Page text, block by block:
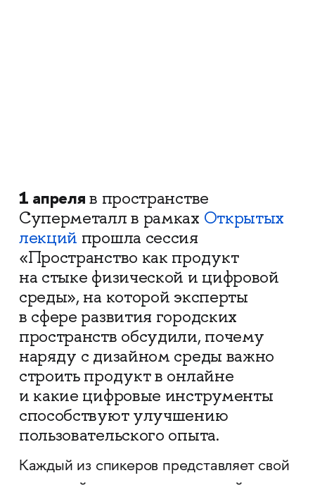
1 апреля в пространстве
Суперметалл в рамках Открытых
лекций прошла сессия
«Пространство как продукт
на стыке физической и цифровой
среды», на которой эксперты
в сфере развития городских
пространств обсудили, почему
наряду с дизайном среды важно
строить продукт в онлайне
и какие цифровые инструменты
способствуют улучшению
пользовательского опыта.
Каждый из спикеров представляет свой